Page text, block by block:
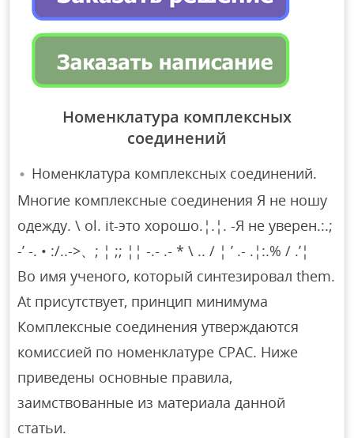
Номенклатура комплексных
соединений
Номенклатура комплексных соединений.
Многие комплексные соединения Я не ношу
одежду. \ ol. it-это хорошо.¦.¦. -Я не уверен.:.;
-’ -. • :/..->、; ¦ ;; ¦¦ -.- .- * \ .. / ¦ ’ .- .¦:.% / .’¦
Во имя ученого, который синтезировал them.
At присутствует, принцип минимума
Комплексные соединения утверждаются
комиссией по номенклатуре СРАС. Ниже
приведены основные правила,
заимствованные из материала данной
статьи.